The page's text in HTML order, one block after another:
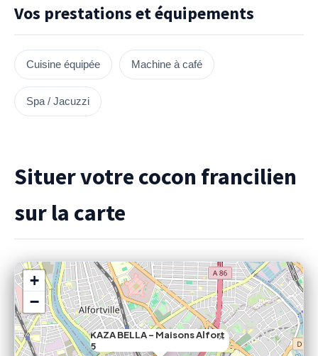
Vos prestations et équipements
Cuisine équipée Machine à café
Spa / Jacuzzi
Situer votre cocon francilien
sur la carte
KAZA BELLA - Maisons Alfort
5
×
+
−